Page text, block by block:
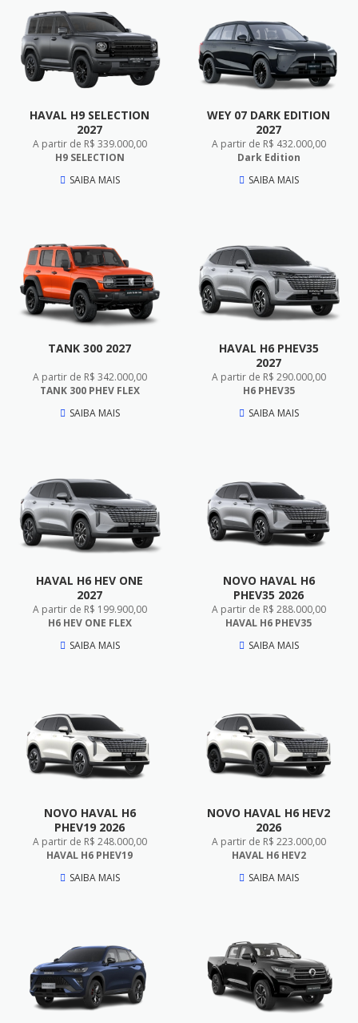
HAVAL H9 SELECTION
2027
A partir de R$ 339.000,00
H9 SELECTION
SAIBA MAIS
WEY 07 DARK EDITION
2027
A partir de R$ 432.000,00
Dark Edition
SAIBA MAIS
TANK 300 2027
A partir de R$ 342.000,00
TANK 300 PHEV FLEX
SAIBA MAIS
HAVAL H6 PHEV35
2027
A partir de R$ 290.000,00
H6 PHEV35
SAIBA MAIS
HAVAL H6 HEV ONE
2027
A partir de R$ 199.900,00
H6 HEV ONE FLEX
SAIBA MAIS
NOVO HAVAL H6
PHEV35 2026
A partir de R$ 288.000,00
HAVAL H6 PHEV35
SAIBA MAIS
NOVO HAVAL H6
PHEV19 2026
A partir de R$ 248.000,00
HAVAL H6 PHEV19
SAIBA MAIS
NOVO HAVAL H6 HEV2
2026
A partir de R$ 223.000,00
HAVAL H6 HEV2
SAIBA MAIS